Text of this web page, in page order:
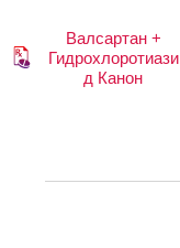
Валсартан +
Гидрохлоротиази
д Канон